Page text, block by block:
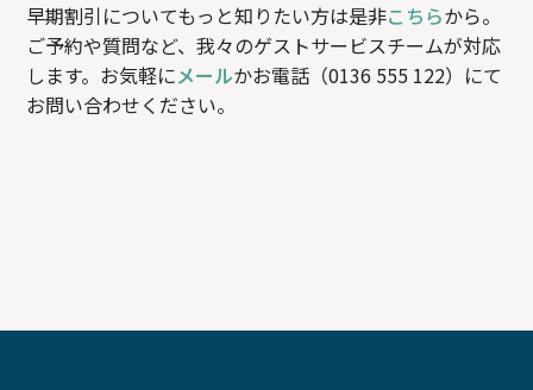
早期割引についてもっと知りたい方は是非こちらから。
ご予約や質問など、我々のゲストサービスチームが対応
します。お気軽にメールかお電話（0136 555 122）にて
お問い合わせください。